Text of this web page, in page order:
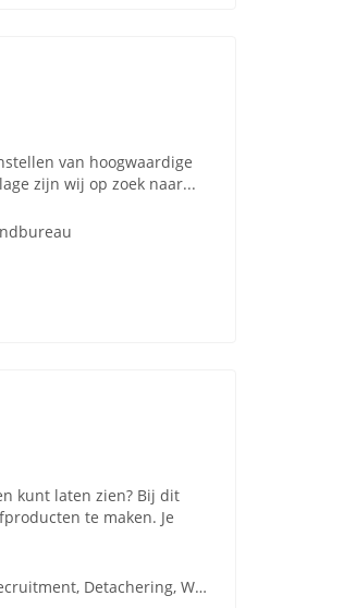
van hoogwaardige
zijn wij op zoek naar...
kunt laten zien? Bij dit
te maken. Je
Procesindustrie, Recruitment, Detachering, Werving en Selectie